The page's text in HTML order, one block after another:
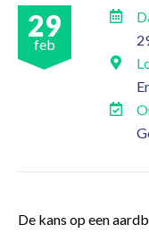
29
feb
De kans op een